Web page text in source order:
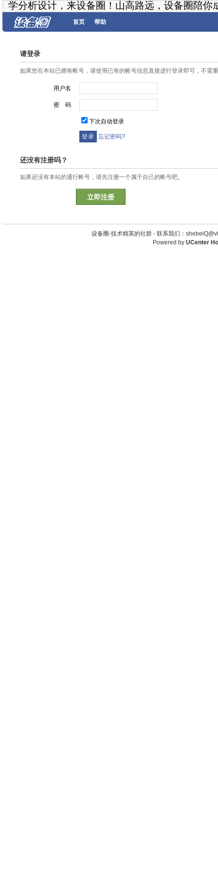
学分析设计，来设备圈！山高路远，设备圈陪你
首页 帮助
请登录
如果您在本站已拥有帐号，请使用已有的帐号信息直接进行登录即可，不需
用户名
密 码
下次自动登录
忘记密码?
还没有注册吗？
如果还没有本站的通行帐号，请先注册一个属于自己的帐号吧。
立即注册
设备圈-技术精英的社群 - 联系我们：
Powered by UCenter